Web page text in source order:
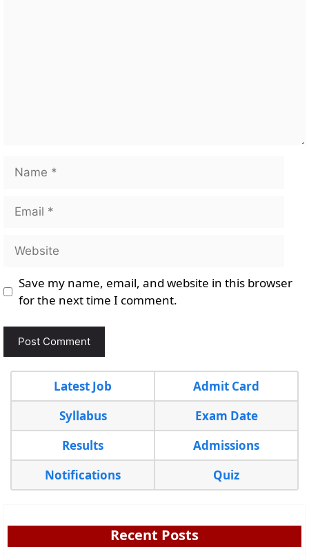
Name
Email
Website
Save my name, email, and website in this browser
for the next time I comment.
Latest Job
Admit Card
Syllabus
Exam Date
Results
Admissions
Notifications
Quiz
Recent Posts